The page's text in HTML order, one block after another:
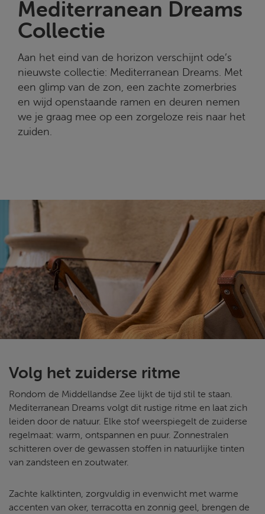
Mediterranean Dreams
Collectie
Aan het eind van de horizon verschijnt ode’s
nieuwste collectie: Mediterranean Dreams. Met
een glimp van de zon, een zachte zomerbries
en wijd openstaande ramen en deuren nemen
we je graag mee op een zorgeloze reis naar het
zuiden.
Volg het zuiderse ritme
Rondom de Middellandse Zee lijkt de tijd stil te staan.
Mediterranean Dreams volgt dit rustige ritme en laat zich
leiden door de natuur. Elke stof weerspiegelt de zuiderse
regelmaat: warm, ontspannen en puur. Zonnestralen
schitteren over de gewassen stoffen in natuurlijke tinten
van zandsteen en zoutwater.
Zachte kalktinten, zorgvuldig in evenwicht met warme
accenten van oker, terracotta en zonnig geel, brengen de